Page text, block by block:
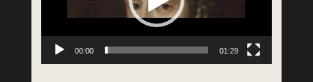
00:00 01:29